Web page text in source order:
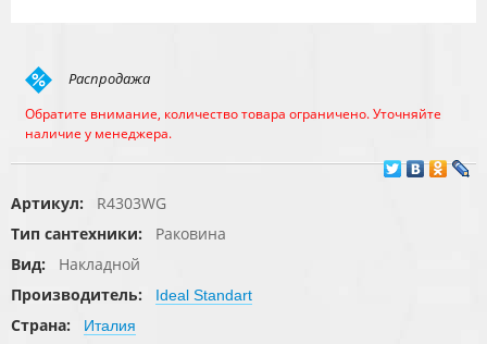
Распродажа
Обратите внимание, количество товара ограничено. Уточняйте
наличие у менеджера.
Артикул:
R4303WG
Тип сантехники:
Раковина
Вид:
Накладной
Производитель:
Ideal Standart
Страна: Италия